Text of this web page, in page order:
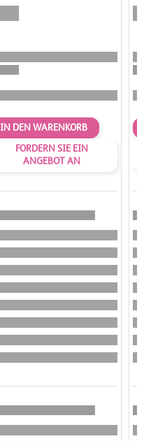
IN DEN WARENKORB
FORDERN SIE EIN
ANGEBOT AN